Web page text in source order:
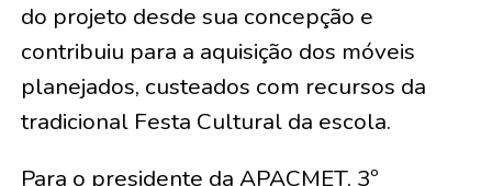
do projeto desde sua concepção e
contribuiu para a aquisição dos móveis
planejados, custeados com recursos da
tradicional Festa Cultural da escola.
Para o presidente da APACMET, 3º